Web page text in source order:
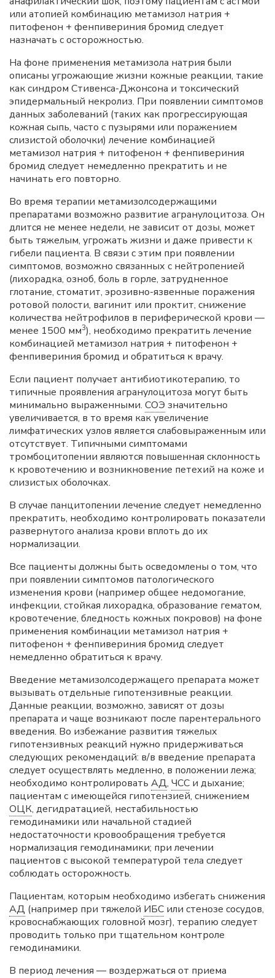
или атопией комбинацию метамизол натрия +
питофенон + фенпивериния бромид следует
назначать с осторожностью.
На фоне применения метамизола натрия были
описаны угрожающие жизни кожные реакции, такие
как синдром Стивенса-Джонсона и токсический
эпидермальный некролиз. При появлении симптомов
данных заболеваний (таких как прогрессирующая
кожная сыпь, часто с пузырями или поражением
слизистой оболочки) лечение комбинацией
метамизол натрия + питофенон + фенпивериния
бромид следует немедленно прекратить и не
начинать его повторно.
Во время терапии метамизолсодержащими
препаратами возможно развитие агранулоцитоза. Он
длится не менее недели, не зависит от дозы, может
быть тяжелым, угрожать жизни и даже привести к
гибели пациента. В связи с этим при появлении
симптомов, возможно связанных с нейтропенией
(лихорадка, озноб, боль в горле, затрудненное
глотание, стоматит, эрозивно-язвенные поражения
ротовой полости, вагинит или проктит, снижение
количества нейтрофилов в периферической крови —
менее 1500 мм3), необходимо прекратить лечение
комбинацией метамизол натрия + питофенон +
фенпивериния бромид и обратиться к врачу.
Если пациент получает антибиотикотерапию, то
типичные проявления агранулоцитоза могут быть
минимально выраженными. СОЭ значительно
увеличивается, в то время как увеличение
лимфатических узлов является слабовыраженным или
отсутствует. Типичными симптомами
тромбоцитопении являются повышенная склонность
к кровотечению и возникновение петехий на коже и
слизистых оболочках.
В случае панцитопении лечение следует немедленно
прекратить, необходимо контролировать показатели
развернутого анализа крови вплоть до их
нормализации.
Все пациенты должны быть осведомлены о том, что
при появлении симптомов патологического
изменения крови (например общее недомогание,
инфекции, стойкая лихорадка, образование гематом,
кровотечение, бледность кожных покровов) на фоне
применения комбинации метамизол натрия +
питофенон + фенпивериния бромид следует
немедленно обратиться к врачу.
Введение метамизолсодержащего препарата может
вызывать отдельные гипотензивные реакции.
Данные реакции, возможно, зависят от дозы
препарата и чаще возникают после парентерального
введения. Во избежание развития тяжелых
гипотензивных реакций нужно придерживаться
следующих рекомендаций: в/в введение препарата
следует осуществлять медленно, в положении лежа;
необходимо контролировать АД, ЧСС и дыхание;
пациентам с имеющейся гипотензией, снижением
ОЦК, дегидратацией, нестабильностью
гемодинамики или начальной стадией
недостаточности кровообращения требуется
нормализация гемодинамики; при лечении
пациентов с высокой температурой тела следует
соблюдать осторожность.
Пациентам, которым необходимо избегать снижения
АД (например при тяжелой ИБС или стенозе сосудов,
кровоснабжающих головной мозг), терапию следует
проводить только при тщательном контроле
гемодинамики.
В период лечения — воздержаться от приема